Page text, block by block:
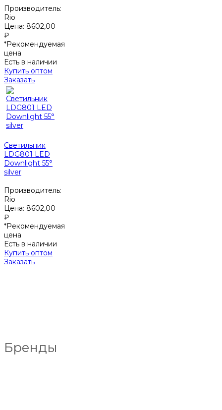
Производитель:
Rio
Цена: 8602,00
₽
*Рекомендуемая
цена
Есть в наличии
Купить оптом
Заказать
Светильник
LDG801 LED
Downlight 55°
silver
Производитель:
Rio
Цена: 8602,00
₽
*Рекомендуемая
цена
Есть в наличии
Купить оптом
Заказать
Бренды